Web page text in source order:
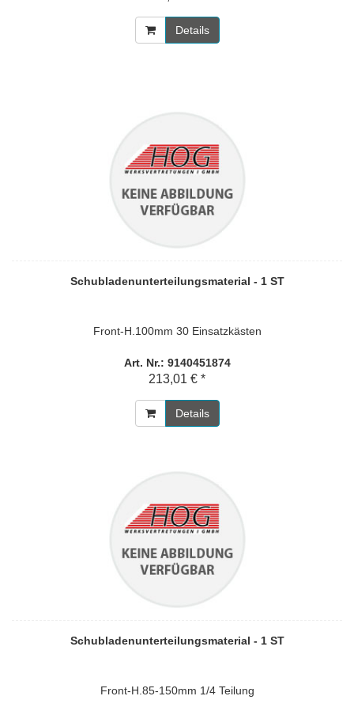
Details
Schubladenunterteilungsmaterial - 1 ST
Front-H.100mm 30 Einsatzkästen
Art. Nr.: 9140451874
213,01 € *
Details
Schubladenunterteilungsmaterial - 1 ST
Front-H.85-150mm 1/4 Teilung